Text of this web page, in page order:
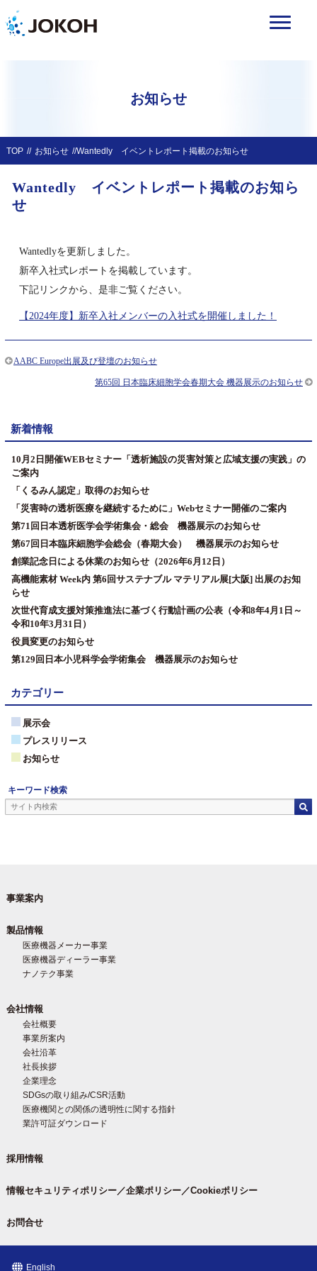
お知らせ
TOP お知らせ Wantedly イベントレポート掲載のお知らせ
Wantedly イベントレポート掲載のお知ら
せ
Wantedlyを更新しました。
新卒入社式レポートを掲載しています。
下記リンクから、是非ご覧ください。
【2024年度】新卒入社メンバーの入社式を開催しました！
AABC Europe出展及び登壇のお知らせ
第65回 日本臨床細胞学会春期大会 機器展示のお知らせ
新着情報
10月2日開催WEBセミナー「透析施設の災害対策と広域支援の実践」の
ご案内
「くるみん認定」取得のお知らせ
「災害時の透析医療を継続するために」Webセミナー開催のご案内
第71回日本透析医学会学術集会・総会 機器展示のお知らせ
第67回日本臨床細胞学会総会（春期大会） 機器展示のお知らせ
創業記念日による休業のお知らせ（2026年6月12日）
高機能素材 Week内 第6回サステナブル マテリアル展[大阪] 出展のお知
らせ
次世代育成支援対策推進法に基づく行動計画の公表（令和8年4月1日～
令和10年3月31日）
役員変更のお知らせ
第129回日本小児科学会学術集会 機器展示のお知らせ
カテゴリー
お知らせ
プレスリリース
展示会
キーワード検索
事業案内
製品情報
医療機器メーカー事業
医療機器ディーラー事業
ナノテク事業
会社情報
会社概要
事業所案内
会社沿革
社長挨拶
企業理念
SDGsの取り組み/CSR活動
医療機関との関係の透明性に関する指針
業許可証ダウンロード
採用情報
情報セキュリティポリシー／企業ポリシー／Cookieポリシー
お問合せ
English